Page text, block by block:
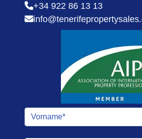
+34 922 86 13 13